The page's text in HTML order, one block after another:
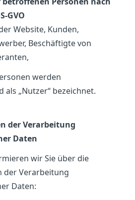
GVO
Website, Kunden,
Beschäftigte von
werden
als „Nutzer“ bezeichnet.
der Verarbeitung
Daten
wir Sie über die
der Verarbeitung
Daten: